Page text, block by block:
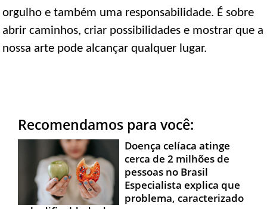
orgulho e também uma responsabilidade. É sobre
abrir caminhos, criar possibilidades e mostrar que a
nossa arte pode alcançar qualquer lugar.
Recomendamos para você:
Doença celíaca atinge
cerca de 2 milhões de
pessoas no Brasil
Especialista explica que
problema, caracterizado